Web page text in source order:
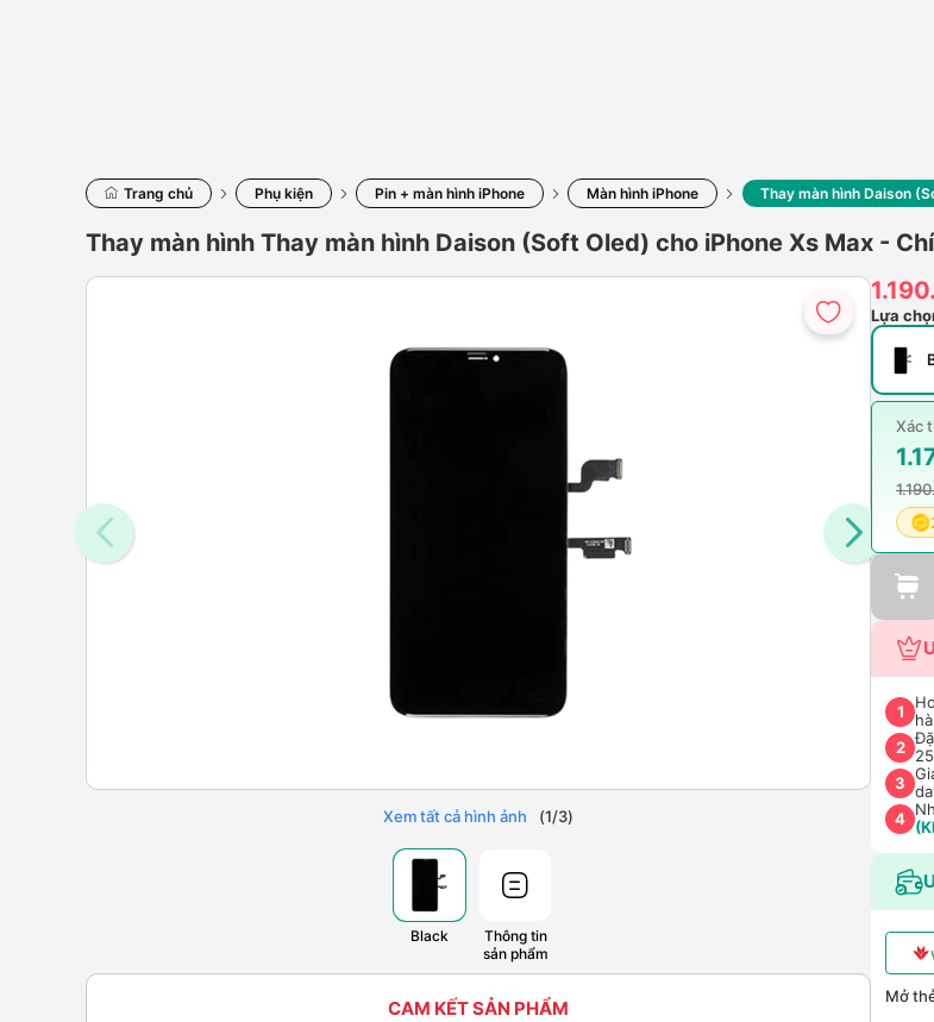
Trang chủ Phụ kiện Pin + màn hình iPhone Màn hình iPhone Thay màn hình Daison
Thay màn hình Thay màn hình Daison (Soft Oled) cho iPhone Xs Max -
Xem tất cả hình ảnh (1/3)
Black
Thông tin
sản phẩm
CAM KẾT SẢN PHẨM
Lựa
Xác
1
2
3
4
Mở